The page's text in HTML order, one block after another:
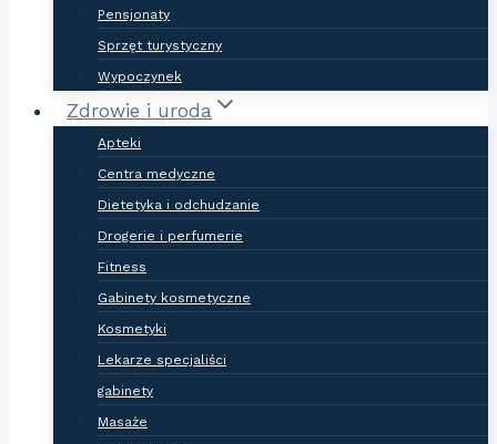
Pensjonaty
Sprzęt turystyczny
Wypoczynek
Zdrowie i uroda
Apteki
Centra medyczne
Dietetyka i odchudzanie
Drogerie i perfumerie
Fitness
Gabinety kosmetyczne
Kosmetyki
Lekarze specjaliści
gabinety
Masaże